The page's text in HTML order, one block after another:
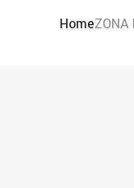
HomeZONA